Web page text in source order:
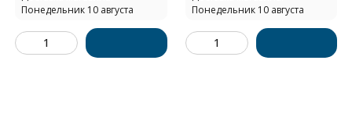
Понедельник 10 августа
Понедельник 10 августа